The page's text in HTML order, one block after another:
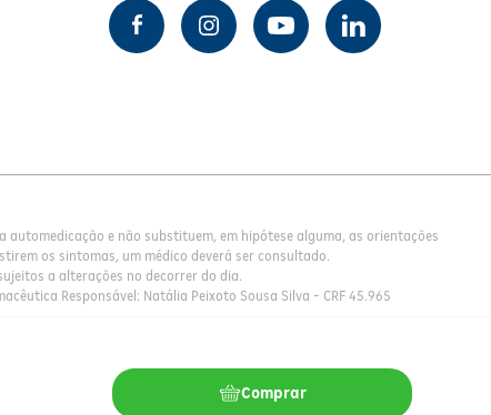
Comprar
automedicação e não substituem, em hipótese alguma, as orientações
os sintomas, um médico deverá ser consultado.
a alterações no decorrer do dia.
Responsável: Natália Peixoto Sousa Silva - CRF 45.965